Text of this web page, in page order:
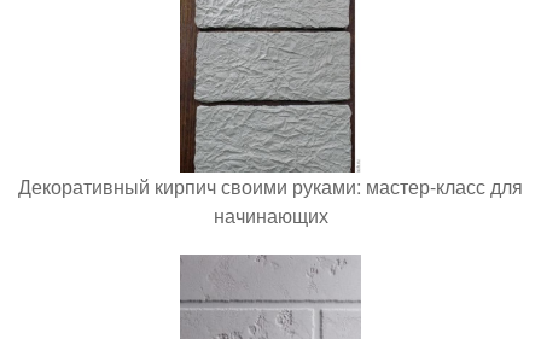
Декоративный кирпич своими руками: мастер-класс для
начинающих